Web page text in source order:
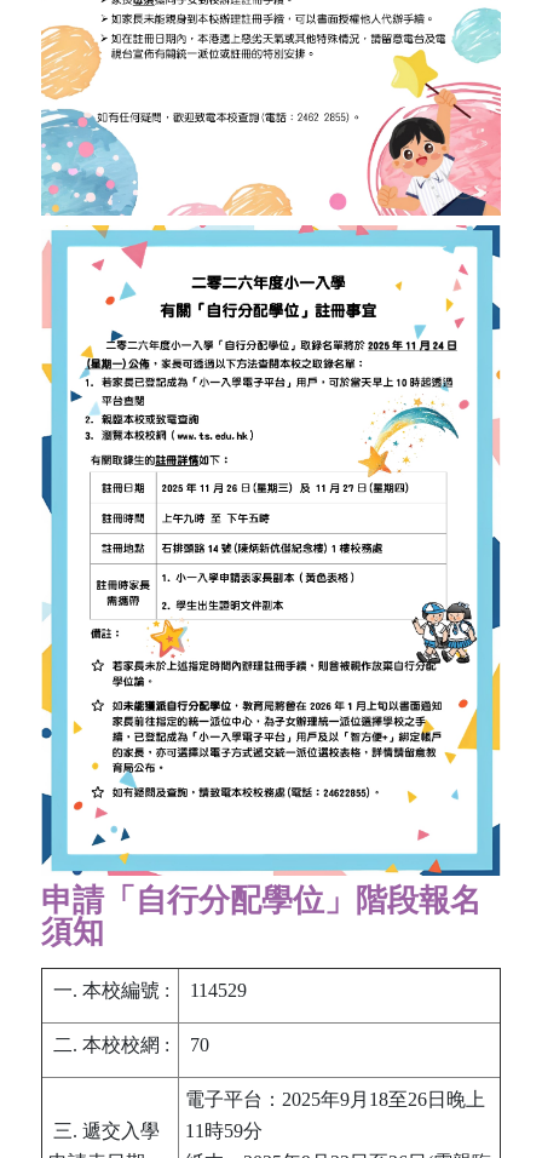
申請「自行分配學位」階段報名
須知
一. 本校編號 : 114529
二. 本校校網 : 70
三. 遞交入學
電子平台：2025年9月18至26日晚上
11時59分